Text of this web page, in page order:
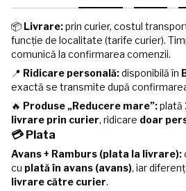
📦 Livrare:prin curier, costul
funcție de localitate (tarife curier).
comunică la confirmarea comenzii.
📍 Ridicare personală:disponibilă în
exactă se transmite după
🔥 Produse „Reducere mare”:plată
livrare prin curier, ridicare doar
💳 Plata
Avans + Ramburs (plata la livrare):
cu plată în avans (avans), iar
livrare către curier.